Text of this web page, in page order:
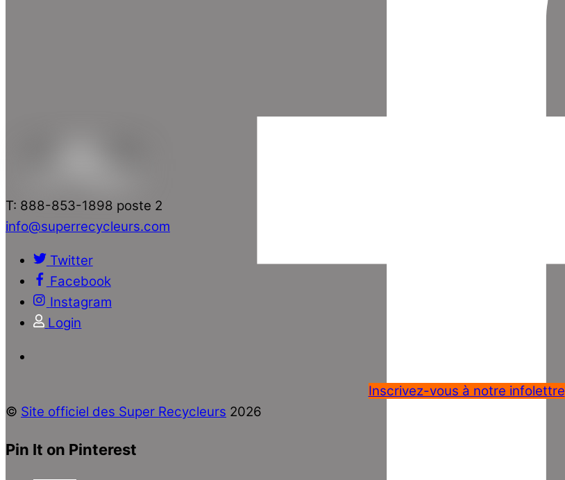
T: 888-853-1898 poste 2
info@superrecycleurs.com
Twitter
Facebook
Instagram
Login
Inscrivez-vous à notre infolettre
© Site officiel des Super Recycleurs 2026
Pin It on Pinterest